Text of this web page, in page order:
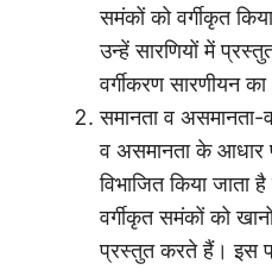
समंकों को वर्गीकृत
उन्हें सारणियों में
वर्गीकरण सारणीयन
समानता व असमानता-
व असमानता के आधार
विभाजित किया जाता
वर्गीकृत समंकों को
प्रस्तुत करते हैं। इस